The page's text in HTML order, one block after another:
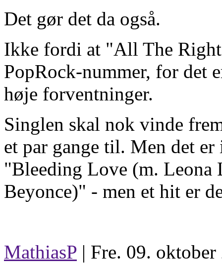
Det gør det da også.
Ikke fordi at "All The
PopRock-nummer, for det
høje forventninger.
Singlen skal nok vinde
et par gange til. Men det
"Bleeding Love (m.
Beyonce)" - men et hit er
MathiasP | Fre. 09.